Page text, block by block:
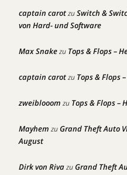
captain carotzuSwitch &
von Hard- und Software
Max Snakezu Tops & Flops –
captain carotzu Tops & Flops
zweiblooom zu Tops & Flops –
Mayhem zuGrand Theft Auto
August
Dirk von RivazuGrand Theft